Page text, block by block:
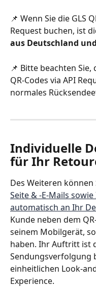
📌 Wenn Sie die GLS
Request buchen, ist
aus Deutschland
📌 Bitte beachten Sie,
QR-Codes via API
normales
Individuelle
für Ihr
Des Weiteren
Seite & -E-Mails
automatisch an Ihr
Kunde neben dem
seinem Mobilgerät,
haben. Ihr Auftritt ist
Sendungsverfolgung
einheitlichen Look-
Experience.